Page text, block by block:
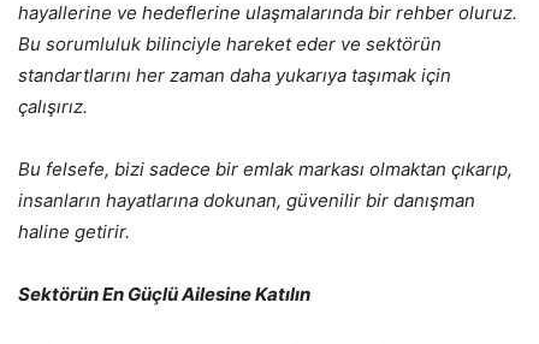
hayallerine ve hedeflerine ulaşmalarında bir rehber oluruz.
Bu sorumluluk bilinciyle hareket eder ve sektörün
standartlarını her zaman daha yukarıya taşımak için
çalışırız.
Bu felsefe, bizi sadece bir emlak markası olmaktan çıkarıp,
insanların hayatlarına dokunan, güvenilir bir danışman
haline getirir.
Sektörün En Güçlü Ailesine Katılın